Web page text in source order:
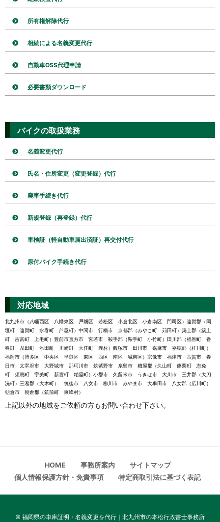
所有権解除代行
相続による名義変更代行
自動車OSS代理申請
必要書類ダウンロード
バイクの取扱業務
名義変更代行
氏名・住所変更（変更登録）代行
廃車手続き代行
新規登録（再登録）代行
車検証（軽自動車届出済証）再交付代行
原付バイク手続き代行
対応地域
北九州市（八幡西区 八幡東区 戸畑区 若松区 小倉北区 小倉南区 門司区）遠賀郡（岡
垣町 遠賀町 水巻町 芦屋町）中間市 行橋市 京都郡（みやこ町 苅田町）築上郡（築上
町 吉富町 上毛町）豊前市直方市 宮若市 鞍手郡（鞍手町 小竹町）田川郡（福智町 香
春町 糸田町 添田町 川崎町 大任町 赤村）飯塚市 田川市 嘉麻市 嘉穂郡（桂川町）
福岡市（博多区 中央区 早良区 東区 西区 南区 城南区）宗像市 福津市 古賀市 春
日市 太宰府市 大野城市 那珂川市 筑紫野市 糸島市 糟屋郡（久山町 篠栗町 志免
町 須惠町 宇美町 新宮町 粕屋町）小郡市 久留米市 うきは市 大川市 三井郡（大刀
洗町）三潴郡（大木町） 筑後市 八女市 柳川市 みやま市 大牟田市 八女郡（広川町）
朝倉市 朝倉郡（筑前町 東峰村）
上記以外の地域をご依頼の方もお問い合わせ下さい。
HOME 事務所案内
サイトマップ
個人情報保護方針・免責事項
特定商取引法に基づく表記
© 福岡県の車庫証明・名義変更を代行｜北九州市の本松行政書士事務所